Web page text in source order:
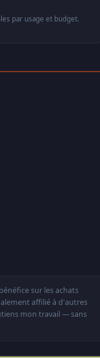
par usage et budget.
sur les achats
affilié à d'autres
mon travail — sans